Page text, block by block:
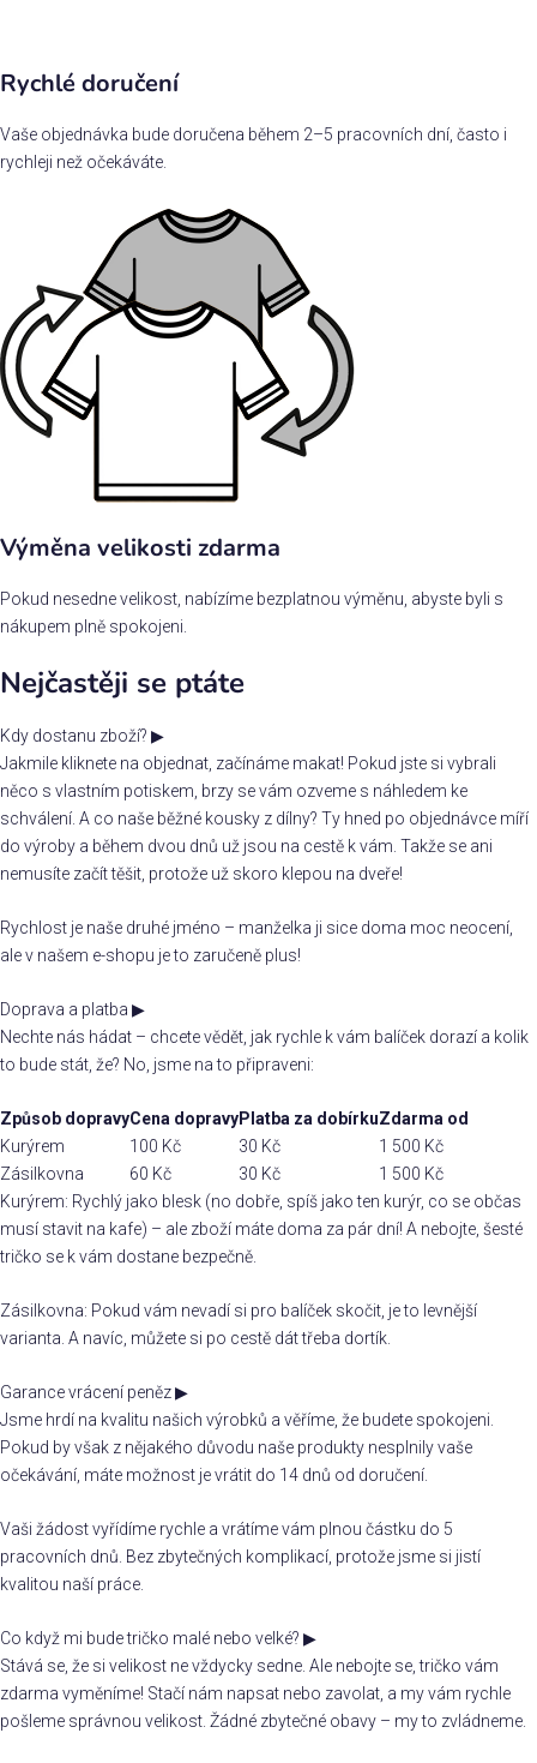
Rychlé doručení
Vaše objednávka bude doručena během 2–5 pracovních dní, často i
rychleji než očekáváte.
Výměna velikosti zdarma
Pokud nesedne velikost, nabízíme bezplatnou výměnu, abyste byli s
nákupem plně spokojeni.
Nejčastěji se ptáte
Kdy dostanu zboží? ▶
Jakmile kliknete na objednat, začínáme makat! Pokud jste si vybrali
něco s vlastním potiskem, brzy se vám ozveme s náhledem ke
schválení. A co naše běžné kousky z dílny? Ty hned po objednávce míří
do výroby a během dvou dnů už jsou na cestě k vám. Takže se ani
nemusíte začít těšit, protože už skoro klepou na dveře!
Rychlost je naše druhé jméno – manželka ji sice doma moc neocení,
ale v našem e-shopu je to zaručeně plus!
Doprava a platba ▶
Nechte nás hádat – chcete vědět, jak rychle k vám balíček dorazí a kolik
to bude stát, že? No, jsme na to připraveni:
Způsob dopravyCena dopravyPlatba za dobírkuZdarma od
Kurýrem
100 Kč 30 Kč
1 500 Kč
Zásilkovna
60 Kč 30 Kč
1 500 Kč
Kurýrem: Rychlý jako blesk (no dobře, spíš jako ten kurýr, co se občas
musí stavit na kafe) – ale zboží máte doma za pár dní! A nebojte, šesté
tričko se k vám dostane bezpečně.
Zásilkovna: Pokud vám nevadí si pro balíček skočit, je to levnější
varianta. A navíc, můžete si po cestě dát třeba dortík.
Garance vrácení peněz▶
Jsme hrdí na kvalitu našich výrobků a věříme, že budete spokojeni.
Pokud by však z nějakého důvodu naše produkty nesplnily vaše
očekávání, máte možnost je vrátit do 14 dnů od doručení.
Vaši žádost vyřídíme rychle a vrátíme vám plnou částku do 5
pracovních dnů. Bez zbytečných komplikací, protože jsme si jistí
kvalitou naší práce.
Co když mi bude tričko malé nebo velké? ▶
Stává se, že si velikost ne vždycky sedne. Ale nebojte se, tričko vám
zdarma vyměníme! Stačí nám napsat nebo zavolat, a my vám rychle
pošleme správnou velikost. Žádné zbytečné obavy – my to zvládneme.